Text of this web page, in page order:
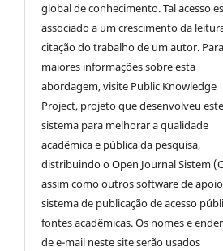
global de conhecimento. Tal acesso
associado a um crescimento da
citação do trabalho de um autor. Para
maiores informações sobre esta
abordagem, visite Public Knowledge
Project, projeto que desenvolveu este
sistema para melhorar a qualidade
acadêmica e pública da pesquisa,
distribuindo o Open Journal Sistem
assim como outros software de
sistema de publicação de acesso
fontes acadêmicas. Os nomes e
de e-mail neste site serão usados